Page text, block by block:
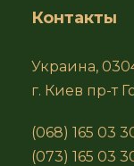
Контакты
Украина,
г. Киев пр-т
(068) 165 03
(073) 165 03